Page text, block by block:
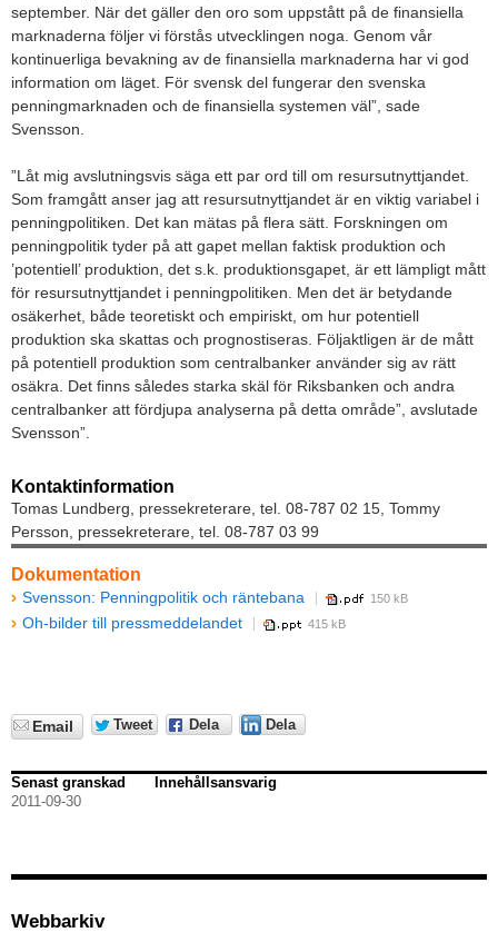
september. När det gäller den oro som uppstått på de finansiella
marknaderna följer vi förstås utvecklingen noga. Genom vår
kontinuerliga bevakning av de finansiella marknaderna har vi god
information om läget. För svensk del fungerar den svenska
penningmarknaden och de finansiella systemen väl”, sade
Svensson.
”Låt mig avslutningsvis säga ett par ord till om resursutnyttjandet.
Som framgått anser jag att resursutnyttjandet är en viktig variabel i
penningpolitiken. Det kan mätas på flera sätt. Forskningen om
penningpolitik tyder på att gapet mellan faktisk produktion och
’potentiell’ produktion, det s.k. produktionsgapet, är ett lämpligt mått
för resursutnyttjandet i penningpolitiken. Men det är betydande
osäkerhet, både teoretiskt och empiriskt, om hur potentiell
produktion ska skattas och prognostiseras. Följaktligen är de mått
på potentiell produktion som centralbanker använder sig av rätt
osäkra. Det finns således starka skäl för Riksbanken och andra
centralbanker att fördjupa analyserna på detta område”, avslutade
Svensson”.
Kontaktinformation
Tomas Lundberg, pressekreterare, tel. 08-787 02 15, Tommy
Persson, pressekreterare, tel. 08-787 03 99
Dokumentation
Svensson: Penningpolitik och räntebana 150 kB
Oh-bilder till pressmeddelandet 415 kB
Email Tweet Dela Dela
Senast granskad
2011-09-30
Innehållsansvarig
Webbarkiv